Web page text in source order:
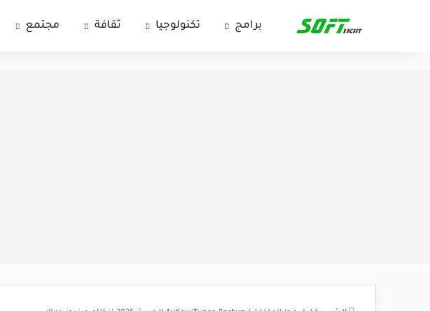
برامج تكنولوجيا ثقافة مجتمع